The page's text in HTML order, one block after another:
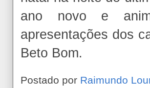
ano novo e
apresentações dos
Beto Bom.
Postado por Raimundo